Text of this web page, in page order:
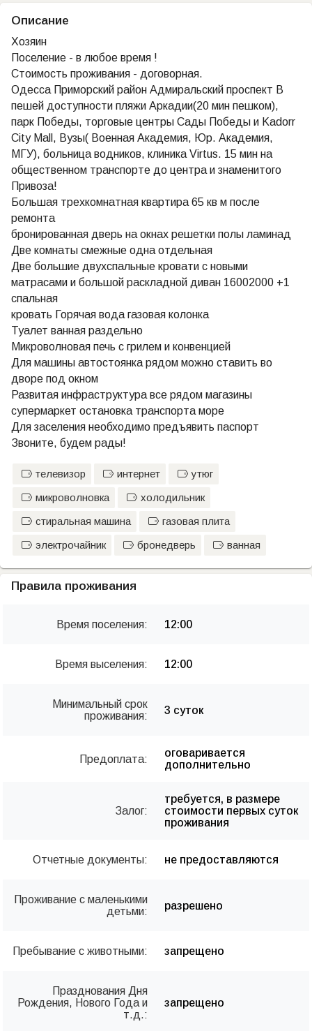
Описание
Хозяин
Поселение - в любое время !
Стоимость проживания - договорная.
Одесса Приморский район Адмиральский проспект В
пешей доступности пляжи Аркадии(20 мин пешком),
парк Победы, торговые центры Сады Победы и Kadorr
City Mall, Вузы( Военная Академия, Юр. Академия,
МГУ), больница водников, клиника Virtus. 15 мин на
общественном транспорте до центра и знаменитого
Привоза!
Большая трехкомнатная квартира 65 кв м после
ремонта
бронированная дверь на окнах решетки полы ламинад
Две комнаты смежные одна отдельная
Две большие двухспальные кровати с новыми
матрасами и большой раскладной диван 16002000 +1
спальная
кровать Горячая вода газовая колонка
Туалет ванная раздельно
Микроволновая печь с грилем и конвенцией
Для машины автостоянка рядом можно ставить во
дворе под окном
Развитая инфраструктура все рядом магазины
супермаркет остановка транспорта море
Для заселения необходимо предъявить паспорт
Звоните, будем рады!
телевизор интернет
утюг
микроволновка
холодильник
стиральная машина
газовая плита
электрочайник
бронедверь ванная
Правила проживания
Время поселения: 12:00
Время выселения: 12:00
Минимальный срок
проживания:
3 суток
Предоплата:
оговаривается
дополнительно
Залог:
требуется, в размере
стоимости первых суток
проживания
Отчетные документы: не предоставляются
Проживание с маленькими
детьми:
разрешено
Пребывание с животными: запрещено
Празднования Дня
Рождения, Нового Года и
т.д.:
запрещено